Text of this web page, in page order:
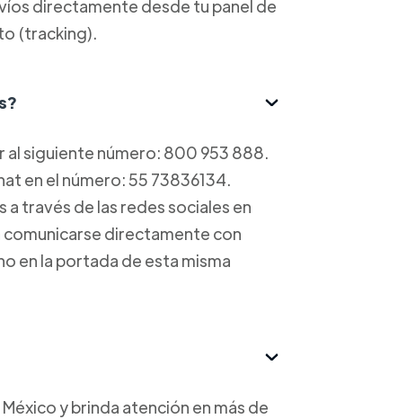
directamente desde tu panel de
(tracking).
al siguiente número: 800 953 888.
en el número: 55 73836134.
través de las redes sociales en
comunicarse directamente con
en la portada de esta misma
y brinda atención en más de